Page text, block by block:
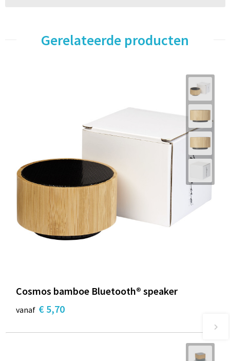
Gerelateerde producten
Cosmos bamboe Bluetooth® speaker
vanaf € 5,70